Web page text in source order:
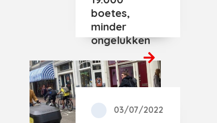
boetes,
minder
ongelukken
03/07/2022